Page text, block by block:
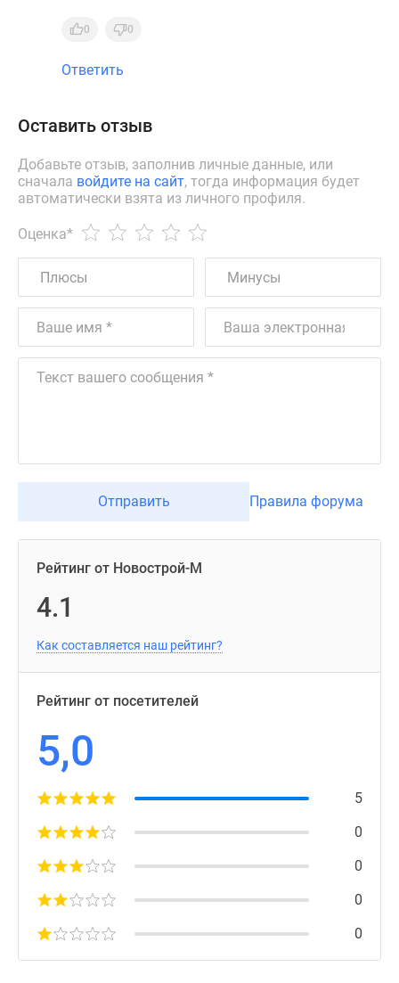
0 0
Ответить
Оставить отзыв
Добавьте отзыв, заполнив личные данные, или
сначала войдите на сайт, тогда информация будет
автоматически взята из личного профиля.
Оценка*
Отправить Правила форума
Рейтинг от Новострой-М
4.1
Как составляется наш рейтинг?
Рейтинг от посетителей
5,0
5
0
0
0
0